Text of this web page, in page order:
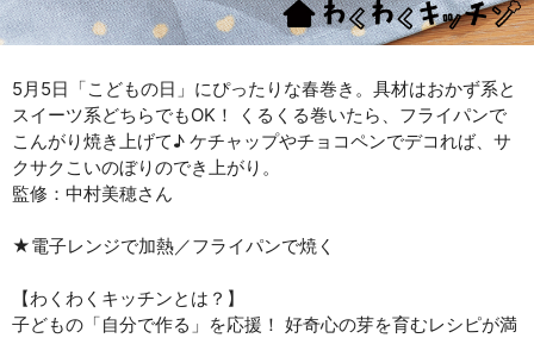
5月5日「こどもの日」にぴったりな春巻き。具材はおかず系と
スイーツ系どちらでもOK！ くるくる巻いたら、フライパンで
こんがり焼き上げて♪ ケチャップやチョコペンでデコれば、サ
クサクこいのぼりのでき上がり。
監修：中村美穂さん
★電子レンジで加熱／フライパンで焼く
【わくわくキッチンとは？】
子どもの「自分で作る」を応援！ 好奇心の芽を育むレシピが満